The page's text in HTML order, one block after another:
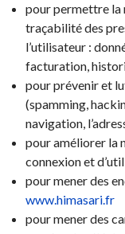
pour permettre la
traçabilité des
l’utilisateur :
facturation,
pour prévenir et
(spamming,
navigation,
pour améliorer la
connexion et
pour mener des
www.himasari.fr
pour mener des